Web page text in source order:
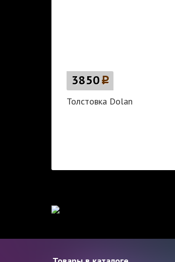
3850p
Толстовка Dolan